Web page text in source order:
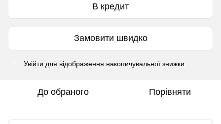
В кредит
Замовити швидко
Увійти для відображення накопичувальної знижки
До обраного Порівняти